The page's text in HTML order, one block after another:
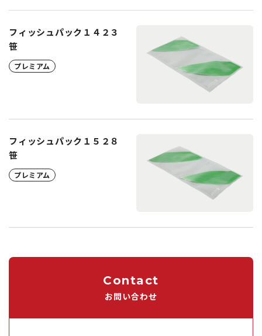
フィッシュパック１４２３
笹
プレミアム
フィッシュパック１５２８
笹
プレミアム
Contact
お問い合わせ